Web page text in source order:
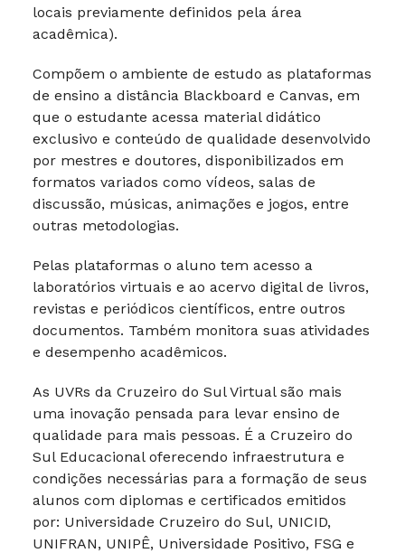
locais previamente definidos pela área
acadêmica).
Compõem o ambiente de estudo as plataformas
de ensino a distância Blackboard e Canvas, em
que o estudante acessa material didático
exclusivo e conteúdo de qualidade desenvolvido
por mestres e doutores, disponibilizados em
formatos variados como vídeos, salas de
discussão, músicas, animações e jogos, entre
outras metodologias.
Pelas plataformas o aluno tem acesso a
laboratórios virtuais e ao acervo digital de livros,
revistas e periódicos científicos, entre outros
documentos. Também monitora suas atividades
e desempenho acadêmicos.
As UVRs da Cruzeiro do Sul Virtual são mais
uma inovação pensada para levar ensino de
qualidade para mais pessoas. É a Cruzeiro do
Sul Educacional oferecendo infraestrutura e
condições necessárias para a formação de seus
alunos com diplomas e certificados emitidos
por: Universidade Cruzeiro do Sul, UNICID,
UNIFRAN, UNIPÊ, Universidade Positivo, FSG e